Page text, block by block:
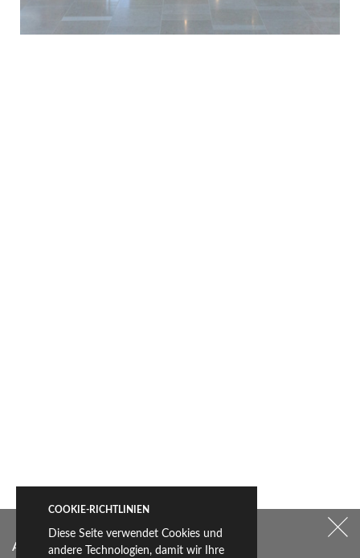
Abonnieren Sie unseren Newsletter
COOKIE-RICHTLINIEN
Diese Seite verwendet Cookies und
andere Technologien, damit wir Ihre